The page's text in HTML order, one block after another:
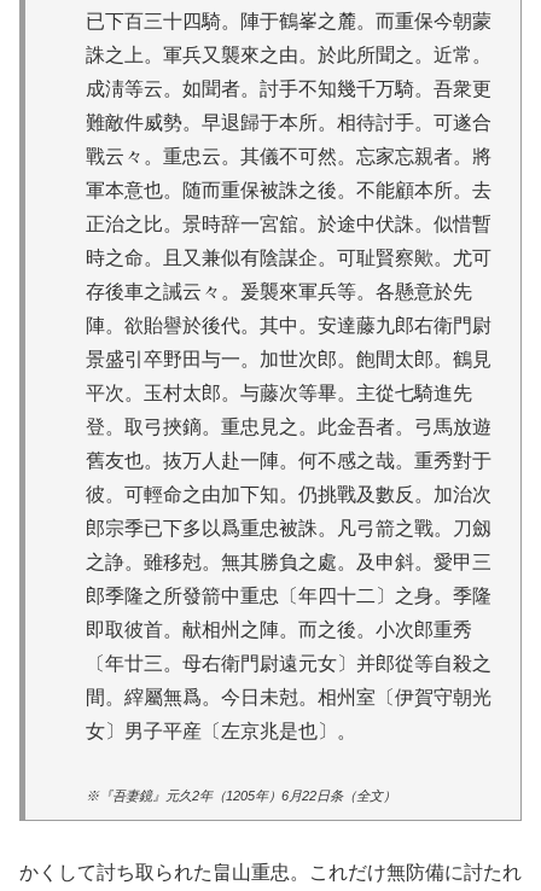
已下百三十四騎。陣于鶴峯之麓。而重保今朝蒙
誅之上。軍兵又襲來之由。於此所聞之。近常。
成淸等云。如聞者。討手不知幾千万騎。吾衆更
難敵件威勢。早退歸于本所。相待討手。可遂合
戰云々。重忠云。其儀不可然。忘家忘親者。將
軍本意也。随而重保被誅之後。不能顧本所。去
正治之比。景時辞一宮舘。於途中伏誅。似惜暫
時之命。且又兼似有陰謀企。可耻賢察歟。尤可
存後車之誡云々。爰襲來軍兵等。各懸意於先
陣。欲貽譽於後代。其中。安達藤九郎右衛門尉
景盛引卒野田与一。加世次郎。飽間太郎。鶴見
平次。玉村太郎。与藤次等畢。主從七騎進先
登。取弓挾鏑。重忠見之。此金吾者。弓馬放遊
舊友也。抜万人赴一陣。何不感之哉。重秀對于
彼。可輕命之由加下知。仍挑戰及數反。加治次
郎宗季已下多以爲重忠被誅。凡弓箭之戰。刀劔
之諍。雖移尅。無其勝負之處。及申斜。愛甲三
郎季隆之所發箭中重忠〔年四十二〕之身。季隆
即取彼首。献相州之陣。而之後。小次郎重秀
〔年廿三。母右衛門尉遠元女〕并郎從等自殺之
間。縡屬無爲。今日未尅。相州室〔伊賀守朝光
女〕男子平産〔左京兆是也〕。
※『吾妻鏡』元久2年（1205年）6月22日条（全文）
かくして討ち取られた畠山重忠。これだけ無防備に討たれ